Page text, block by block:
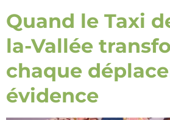
Quand le Taxi
la-Vallée
chaque
évidence